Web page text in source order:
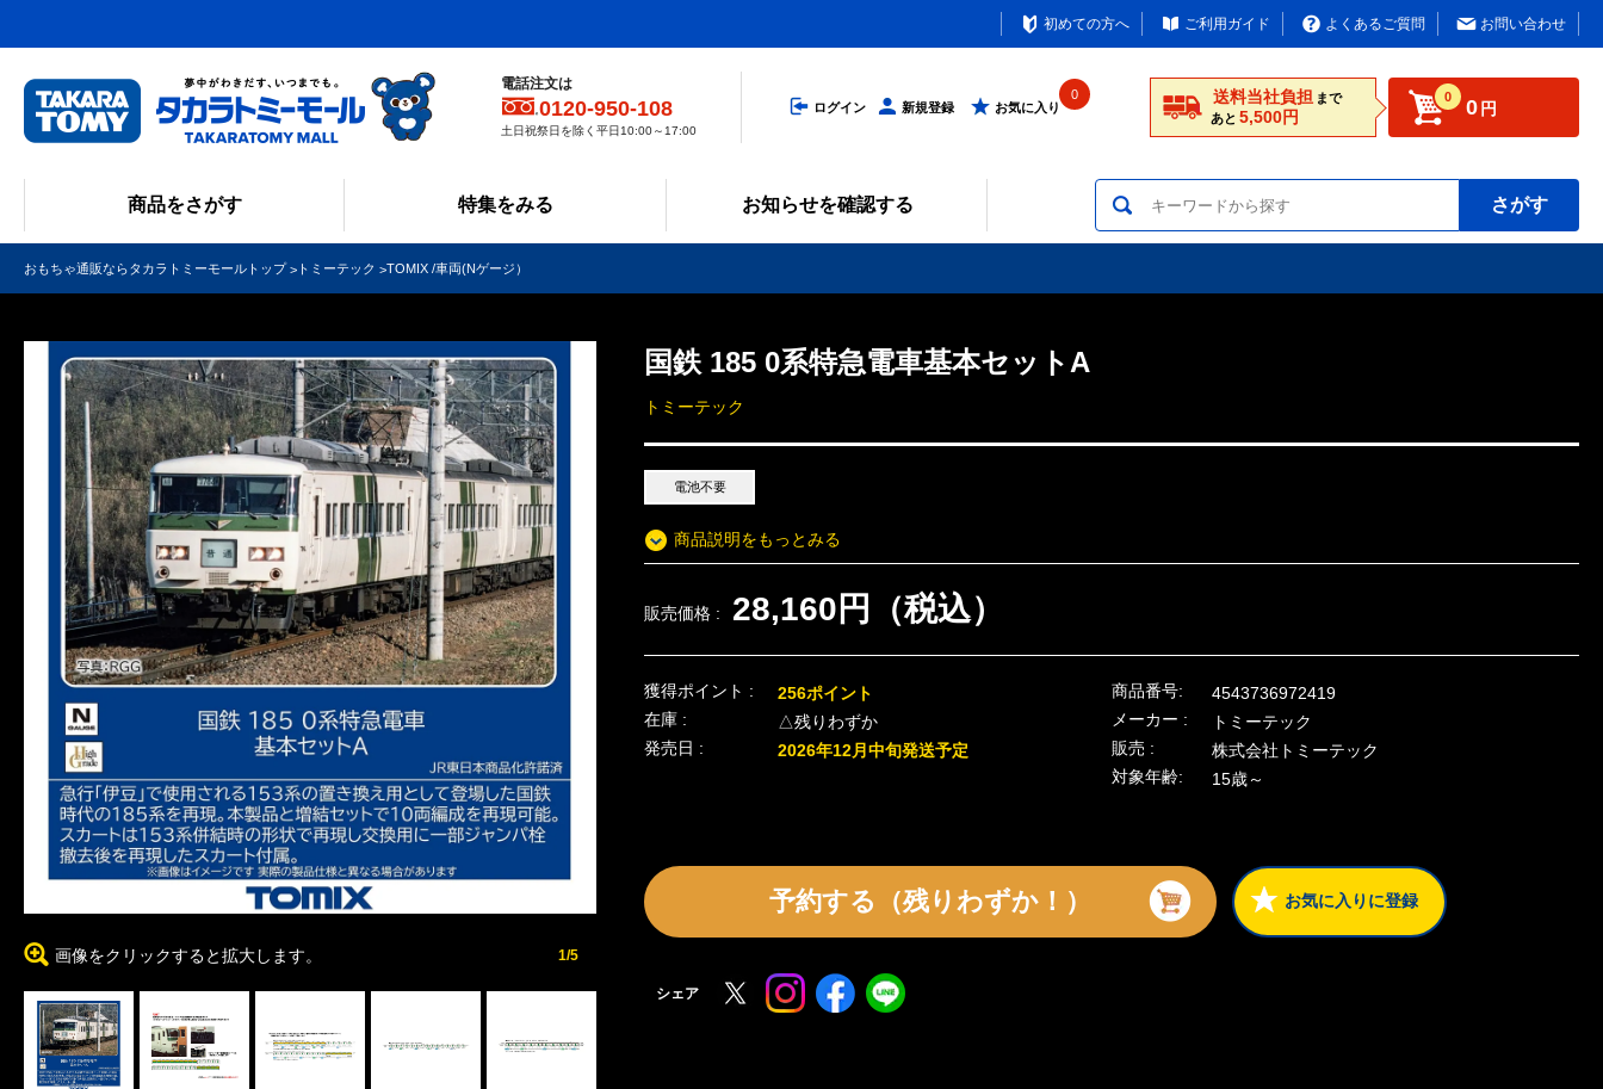
初めての方へ ご利用ガイド よくあるご質問 お問い合わせ
電話注文は
0120-950-108
土日祝祭日を除く平日10:00～17:00
ログイン 新規登録 お気に入り
0 送料当社負担 まで
あと 5,500円
0 0 円
商品をさがす 特集をみる お知らせを確認する さがす
おもちゃ通販ならタカラトミーモールトップ トミーテック TOMIX /車両(Nゲージ）
画像をクリックすると拡大します。 1/5
国鉄 185 0系特急電車基本セットA
トミーテック
電池不要
商品説明をもっとみる
販売価格 : 28,160円（税込）
獲得ポイント :
256ポイント
在庫 :
△残りわずか
発売日 :
2026年12月中旬発送予定
商品番号:
4543736972419
メーカー :
トミーテック
販売 :
株式会社トミーテック
対象年齢:
15歳～
予約する（残りわずか！） お気に入りに登録
シェア